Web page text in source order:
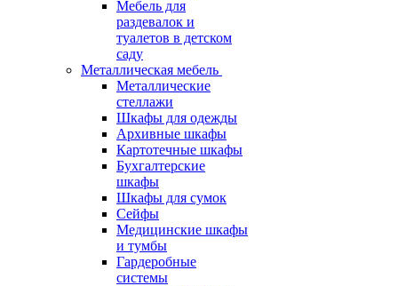
Мебель для
раздевалок и
туалетов в детском
саду
Металлическая мебель
Металлические
стеллажи
Шкафы для одежды
Архивные шкафы
Картотечные шкафы
Бухгалтерские
шкафы
Шкафы для сумок
Сейфы
Медицинские шкафы
и тумбы
Гардеробные
системы